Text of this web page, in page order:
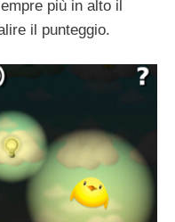
più in alto il
il punteggio.